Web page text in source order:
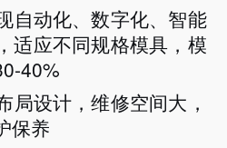
自动化、数字化、智能
适应不同规格模具，模
40%
局设计，维修空间大，
保养